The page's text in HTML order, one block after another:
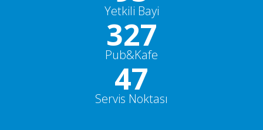
Yetkili Bayi
350
Pub&Kafe
50+
Servis Noktası